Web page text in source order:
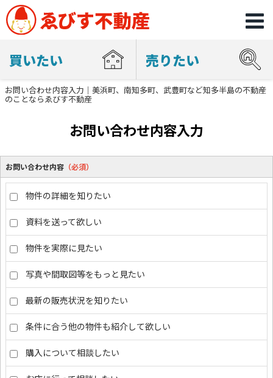
買いたい 売りたい
お問い合わせ内容入力｜美浜町、南知多町、武豊町など知多半島の不動産
のことならゑびす不動産
お問い合わせ内容入力
お問い合わせ内容 （必須）
物件の詳細を知りたい
資料を送って欲しい
物件を実際に見たい
写真や間取図等をもっと見たい
最新の販売状況を知りたい
条件に合う他の物件も紹介して欲しい
購入について相談したい